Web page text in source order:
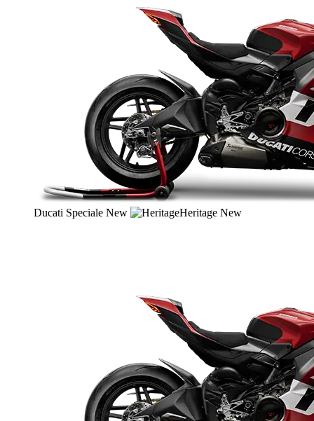
Ducati Speciale New Heritage New